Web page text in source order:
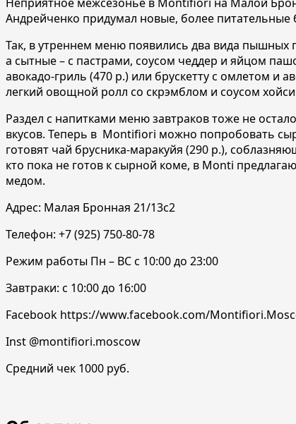
Андрейченко придумал новые, более
Так, в утреннем меню появились два вида пышных
а сытные – с пастрами, соусом чеддер и яйцом
авокадо-гриль (470 р.) или брускетту с омлетом и
легкий овощной ролл со скрэмблом и соусом
Раздел с напитками меню завтраков тоже не
вкусов. Теперь в Montifiori можно попробовать
готовят чай брусника-маракуйя (290 р.),
кто пока не готов к сырной коме, в Monti
медом.
Адрес: Малая Бронная 21/13с2
Телефон: +7 (925) 750-80-78
Режим работы Пн – ВС с 10:00 до 23:00
Завтраки: с 10:00 до 16:00
Facebook https://www.facebook.com/
Inst @montifiori.moscow
Средний чек 1000 руб.